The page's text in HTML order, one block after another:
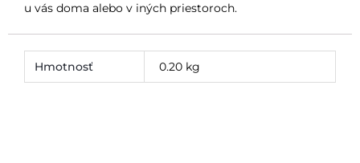
u vás doma alebo v iných priestoroch.
Hmotnosť 0.20 kg